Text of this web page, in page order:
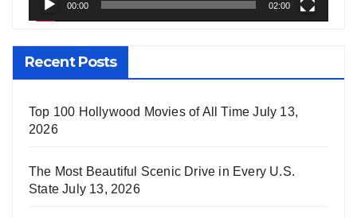
00:00 02:00
Recent Posts
Top 100 Hollywood Movies of All Time July 13,
2026
The Most Beautiful Scenic Drive in Every U.S.
State July 13, 2026